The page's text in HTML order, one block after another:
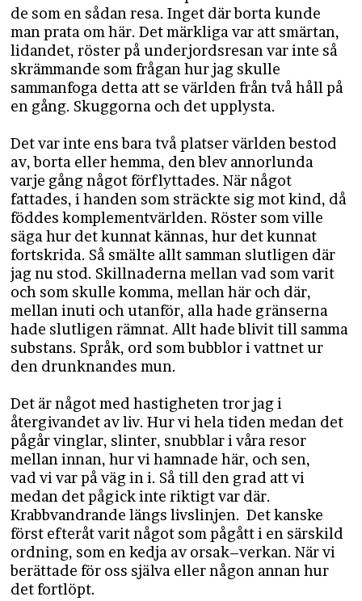
de som en sådan resa. Inget där borta kunde
man prata om här. Det märkliga var att smärtan,
lidandet, röster på underjordsresan var inte så
skrämmande som frågan hur jag skulle
sammanfoga detta att se världen från två håll på
en gång. Skuggorna och det upplysta.
Det var inte ens bara två platser världen bestod
av, borta eller hemma, den blev annorlunda
varje gång något förflyttades. När något
fattades, i handen som sträckte sig mot kind, då
föddes komplementvärlden. Röster som ville
säga hur det kunnat kännas, hur det kunnat
fortskrida. Så smälte allt samman slutligen där
jag nu stod. Skillnaderna mellan vad som varit
och som skulle komma, mellan här och där,
mellan inuti och utanför, alla hade gränserna
hade slutligen rämnat. Allt hade blivit till samma
substans. Språk, ord som bubblor i vattnet ur
den drunknandes mun.
Det är något med hastigheten tror jag i
återgivandet av liv. Hur vi hela tiden medan det
pågår vinglar, slinter, snubblar i våra resor
mellan innan, hur vi hamnade här, och sen,
vad vi var på väg in i. Så till den grad att vi
medan det pågick inte riktigt var där.
Krabbvandrande längs livslinjen. Det kanske
först efteråt varit något som pågått i en särskild
ordning, som en kedja av orsak–verkan. När vi
berättade för oss själva eller någon annan hur
det fortlöpt.